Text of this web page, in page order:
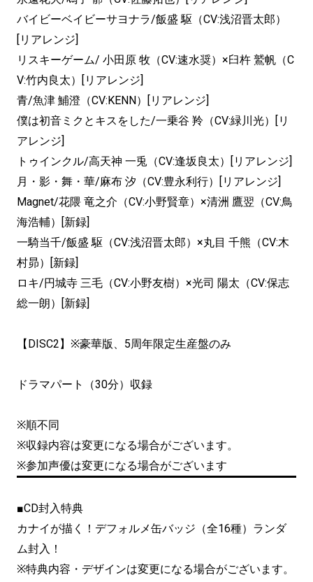
バイビーベイビーサヨナラ/飯盛 駆（CV:浅沼晋太郎）
[リアレンジ]
リスキーゲーム/ 小田原 牧（CV:速水奨）×臼杵 鷲帆（C
V:竹内良太）[リアレンジ]
青/魚津 鯆澄（CV:KENN）[リアレンジ]
僕は初音ミクとキスをした/一乗谷 羚（CV:緑川光）[リ
アレンジ]
トゥインクル/高天神 一兎（CV:逢坂良太）[リアレンジ]
月・影・舞・華/麻布 汐（CV:豊永利行）[リアレンジ]
Magnet/花隈 竜之介（CV:小野賢章）×清洲 鷹翌（CV:鳥
海浩輔）[新録]
一騎当千/飯盛 駆（CV:浅沼晋太郎）×丸目 千熊（CV:木
村昴）[新録]
ロキ/円城寺 三毛（CV:小野友樹）×光司 陽太（CV:保志
総一朗）[新録]
【DISC2】※豪華版、5周年限定生産盤のみ
ドラマパート（30分）収録
※順不同
※収録内容は変更になる場合がございます。
※参加声優は変更になる場合がございます
■CD封入特典
カナイが描く！デフォルメ缶バッジ（全16種）ランダ
ム封入！
※特典内容・デザインは変更になる場合がございます。